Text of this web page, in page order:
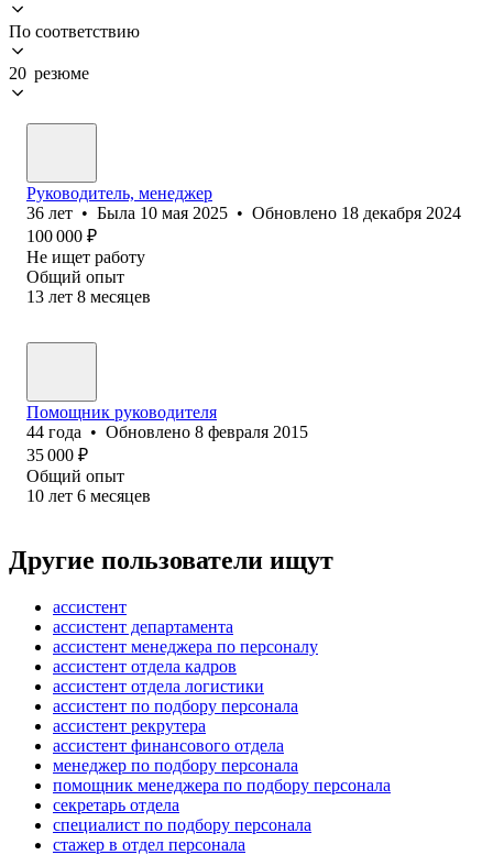
По соответствию
20 резюме
Руководитель, менеджер
36 лет • Была 10 мая 2025 • Обновлено 18 декабря 2024
100 000 ₽
Не ищет работу
Общий опыт
13 лет 8 месяцев
Помощник руководителя
44 года • Обновлено 8 февраля 2015
35 000 ₽
Общий опыт
10 лет 6 месяцев
Другие пользователи ищут
ассистент
ассистент департамента
ассистент менеджера по персоналу
ассистент отдела кадров
ассистент отдела логистики
ассистент по подбору персонала
ассистент рекрутера
ассистент финансового отдела
менеджер по подбору персонала
помощник менеджера по подбору персонала
секретарь отдела
специалист по подбору персонала
стажер в отдел персонала